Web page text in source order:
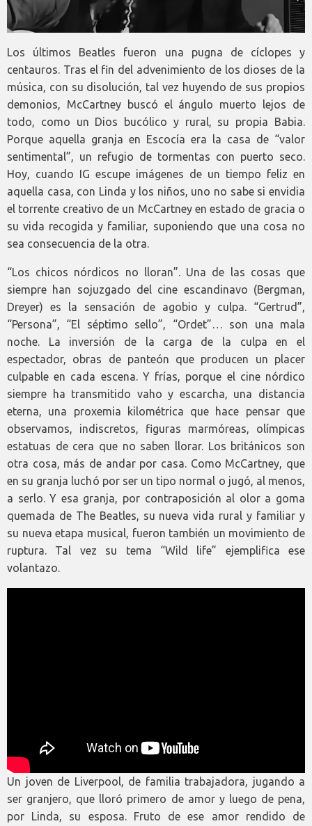
Los últimos Beatles fueron una pugna de cíclopes y
centauros. Tras el fin del advenimiento de los dioses de la
música, con su disolución, tal vez huyendo de sus propios
demonios, McCartney buscó el ángulo muerto lejos de
todo, como un Dios bucólico y rural, su propia Babia.
Porque aquella granja en Escocía era la casa de “valor
sentimental”, un refugio de tormentas con puerto seco.
Hoy, cuando IG escupe imágenes de un tiempo feliz en
aquella casa, con Linda y los niños, uno no sabe si envidia
el torrente creativo de un McCartney en estado de gracia o
su vida recogida y familiar, suponiendo que una cosa no
sea consecuencia de la otra.
“Los chicos nórdicos no lloran”. Una de las cosas que
siempre han sojuzgado del cine escandinavo (Bergman,
Dreyer) es la sensación de agobio y culpa. “Gertrud”,
“Persona”, “El séptimo sello”, “Ordet”… son una mala
noche. La inversión de la carga de la culpa en el
espectador, obras de panteón que producen un placer
culpable en cada escena. Y frías, porque el cine nórdico
siempre ha transmitido vaho y escarcha, una distancia
eterna, una proxemia kilométrica que hace pensar que
observamos, indiscretos, figuras marmóreas, olímpicas
estatuas de cera que no saben llorar. Los británicos son
otra cosa, más de andar por casa. Como McCartney, que
en su granja luchó por ser un tipo normal o jugó, al menos,
a serlo. Y esa granja, por contraposición al olor a goma
quemada de The Beatles, su nueva vida rural y familiar y
su nueva etapa musical, fueron también un movimiento de
ruptura. Tal vez su tema “Wild life” ejemplifica ese
volantazo.
Un joven de Liverpool, de familia trabajadora, jugando a
ser granjero, que lloró primero de amor y luego de pena,
por Linda, su esposa. Fruto de ese amor rendido de